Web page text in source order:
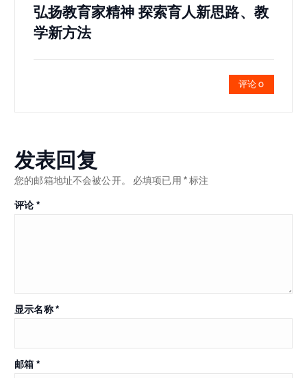
弘扬教育家精神 探索育人新思路、教
学新方法
评论 0
发表回复
您的邮箱地址不会被公开。 必填项已用*标注
评论*
显示名称*
邮箱*